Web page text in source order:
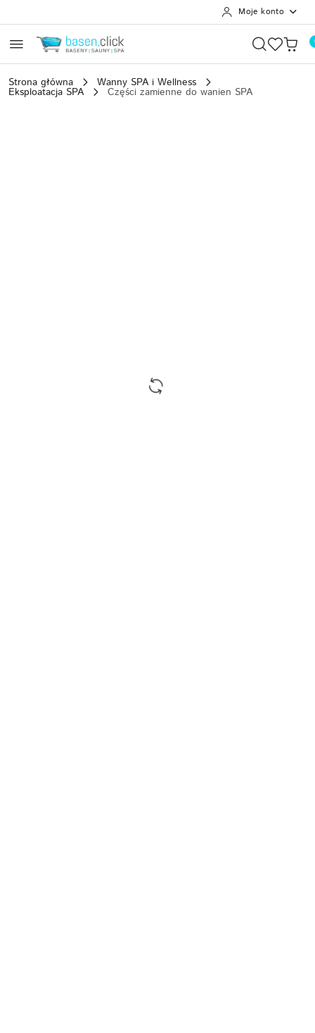
Moje konto
Strona główna Wanny SPA i Wellness
Eksploatacja SPA Części zamienne do wanien SPA